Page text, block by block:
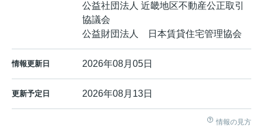
公益社団法人 近畿地区不動産公正取引
協議会
公益財団法人 日本賃貸住宅管理協会
情報更新日 2026年08月05日
更新予定日 2026年08月13日
情報の見方